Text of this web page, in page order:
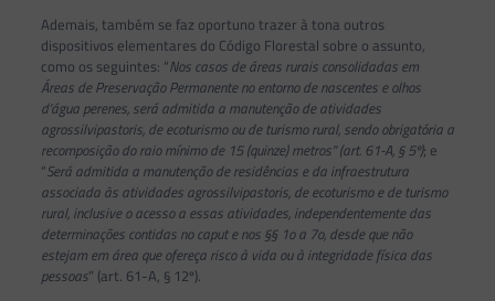
Ademais, também se faz oportuno trazer à tona outros
dispositivos elementares do Código Florestal sobre o assunto,
como os seguintes: “Nos casos de áreas rurais consolidadas em
Áreas de Preservação Permanente no entorno de nascentes e olhos
d’água perenes, será admitida a manutenção de atividades
agrossilvipastoris, de ecoturismo ou de turismo rural, sendo obrigatória a
recomposição do raio mínimo de 15 (quinze) metros” (art. 61-A, § 5º); e
“Será admitida a manutenção de residências e da infraestrutura
associada às atividades agrossilvipastoris, de ecoturismo e de turismo
rural, inclusive o acesso a essas atividades, independentemente das
determinações contidas no caput e nos §§ 1oa 7o, desde que não
estejam em área que ofereça risco à vida ou à integridade física das
pessoas” (art. 61-A, § 12º).